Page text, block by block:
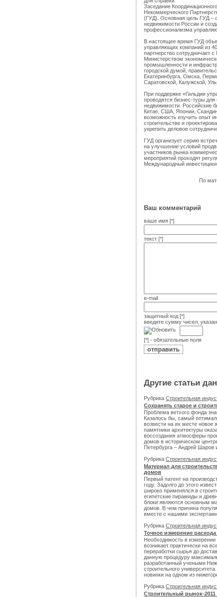
Заседание
Некоммерческого
(ГУД). Основная цель ГУД –
недвижимости России и
профессионализма
В настоящее время ГУД
управляющих компаний из
партнерство сотрудничает
Министерством
промышленности и
городской думой,
Екатеринбурга, Омска,
Саратовской, Калужской,
При поддержке «Гильдии
проводятся бизнес-туры
недвижимости. Российские
Китае, США, Японии,
возможность изучить опыт
строительстве и
укрепить деловое
ГУД организует серию
на улучшение условий
участников рынка
мероприятий проходят
Международный
По
Ваш комментарий
ваше имя [*]
текст [*]
e-mail
защитный код [*]
введите сумму чисел,
[*] - обязательные поля
Другие статьи
Рубрика Строительная
Сохранять старое и
Проблема ветхого фонда
Казалось бы, самый
возвести на их месте новое
памятники архитектуры
воссоздания атмосферы
домов в историческом
Петербурга – Андрей Шаров
Рубрика Строительная
Материал для
домов
Первый патент на
году. Задолго до этого
широко применялся в
египетские пирамиды и
блоки являются основным
домов. В чем причина
вместе с нашими
Рубрика Строительная
Точное измерение
Необходимость в
возникает практически на
переработки сырья до
данную процедуру
разработанный учеными
строительного
новинки на одном из
Рубрика Строительная
Строительный рынок-2011